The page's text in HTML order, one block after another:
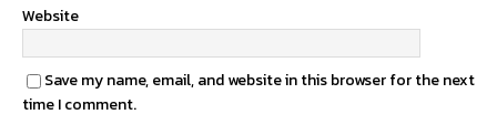
Website
Save my name, email, and website in this browser for the next
time I comment.